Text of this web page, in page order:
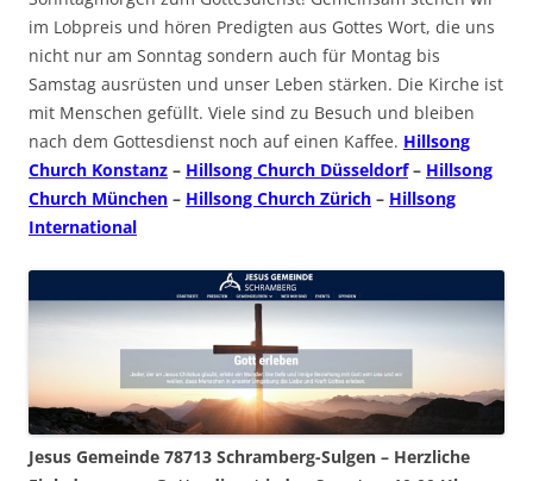
im Lobpreis und hören Predigten aus Gottes Wort, die uns
nicht nur am Sonntag sondern auch für Montag bis
Samstag ausrüsten und unser Leben stärken. Die Kirche ist
mit Menschen gefüllt. Viele sind zu Besuch und bleiben
nach dem Gottesdienst noch auf einen Kaffee. Hillsong
Church Konstanz – Hillsong Church Düsseldorf– Hillsong
Church München – Hillsong Church Zürich – Hillsong
International
Jesus Gemeinde 78713 Schramberg-Sulgen – Herzliche